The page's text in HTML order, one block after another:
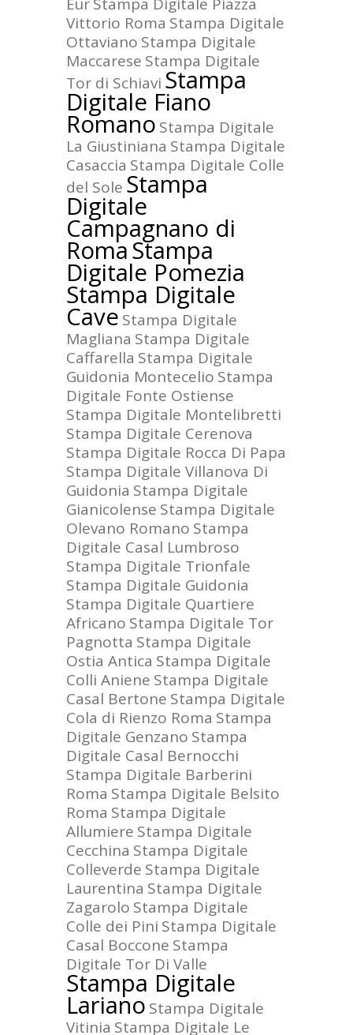
Vittorio Roma Stampa Digitale
Ottaviano Stampa Digitale
Maccarese Stampa Digitale
Tor di Schiavi Stampa
Digitale Fiano
Romano Stampa Digitale
La Giustiniana Stampa Digitale
Casaccia Stampa Digitale Colle
del Sole Stampa
Digitale
Campagnano di
RomaStampa
Digitale Pomezia
Stampa Digitale
Cave Stampa Digitale
Magliana Stampa Digitale
Caffarella Stampa Digitale
Guidonia Montecelio Stampa
Digitale Fonte Ostiense
Stampa Digitale Montelibretti
Stampa Digitale Cerenova
Stampa Digitale Rocca Di Papa
Stampa Digitale Villanova Di
Guidonia Stampa Digitale
Gianicolense Stampa Digitale
Olevano Romano Stampa
Digitale Casal Lumbroso
Stampa Digitale Trionfale
Stampa Digitale Guidonia
Stampa Digitale Quartiere
Africano Stampa Digitale Tor
Pagnotta Stampa Digitale
Ostia Antica Stampa Digitale
Colli Aniene Stampa Digitale
Casal Bertone Stampa Digitale
Cola di Rienzo Roma Stampa
Digitale Genzano Stampa
Digitale Casal Bernocchi
Stampa Digitale Barberini
Roma Stampa Digitale Belsito
Roma Stampa Digitale
Allumiere Stampa Digitale
Cecchina Stampa Digitale
Colleverde Stampa Digitale
Laurentina Stampa Digitale
Zagarolo Stampa Digitale
Colle dei Pini Stampa Digitale
Casal Boccone Stampa
Digitale Tor Di Valle
Stampa Digitale
Lariano Stampa Digitale
Vitinia Stampa Digitale Le